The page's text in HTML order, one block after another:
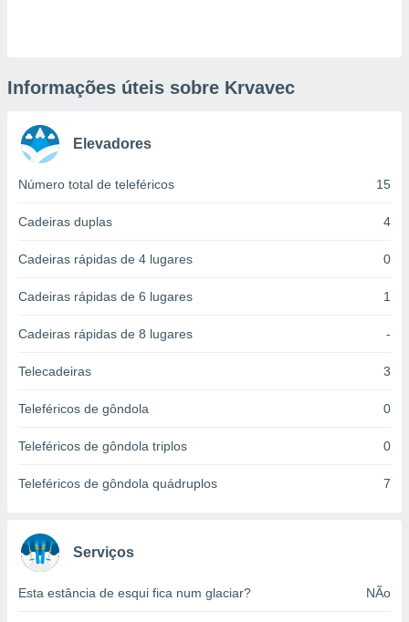
únicos
e
este sitio
de
seus
tal,
na
Informações úteis sobre Krvavec
Elevadores
Número total de teleféricos 15
Cadeiras duplas 4
Cadeiras rápidas de 4 lugares 0
Cadeiras rápidas de 6 lugares 1
Cadeiras rápidas de 8 lugares -
Telecadeiras 3
Teleféricos de gôndola 0
Teleféricos de gôndola triplos 0
Teleféricos de gôndola quádruplos 7
Serviços
Esta estância de esqui fica num glaciar? NÃo